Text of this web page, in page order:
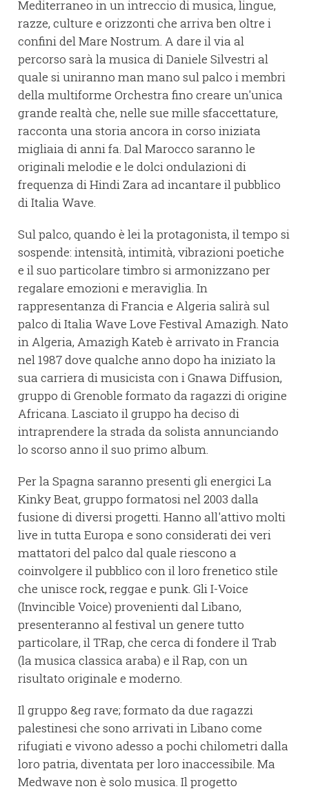
Mediterraneo in un intreccio di musica, lingue,
razze, culture e orizzonti che arriva ben oltre i
confini del Mare Nostrum. A dare il via al
percorso sarà la musica di Daniele Silvestri al
quale si uniranno man mano sul palco i membri
della multiforme Orchestra fino creare un'unica
grande realtà che, nelle sue mille sfaccettature,
racconta una storia ancora in corso iniziata
migliaia di anni fa. Dal Marocco saranno le
originali melodie e le dolci ondulazioni di
frequenza di Hindi Zara ad incantare il pubblico
di Italia Wave.
Sul palco, quando è lei la protagonista, il tempo si
sospende: intensità, intimità, vibrazioni poetiche
e il suo particolare timbro si armonizzano per
regalare emozioni e meraviglia. In
rappresentanza di Francia e Algeria salirà sul
palco di Italia Wave Love Festival Amazigh. Nato
in Algeria, Amazigh Kateb è arrivato in Francia
nel 1987 dove qualche anno dopo ha iniziato la
sua carriera di musicista con i Gnawa Diffusion,
gruppo di Grenoble formato da ragazzi di origine
Africana. Lasciato il gruppo ha deciso di
intraprendere la strada da solista annunciando
lo scorso anno il suo primo album.
Per la Spagna saranno presenti gli energici La
Kinky Beat, gruppo formatosi nel 2003 dalla
fusione di diversi progetti. Hanno all'attivo molti
live in tutta Europa e sono considerati dei veri
mattatori del palco dal quale riescono a
coinvolgere il pubblico con il loro frenetico stile
che unisce rock, reggae e punk. Gli I-Voice
(Invincible Voice) provenienti dal Libano,
presenteranno al festival un genere tutto
particolare, il TRap, che cerca di fondere il Trab
(la musica classica araba) e il Rap, con un
risultato originale e moderno.
Il gruppo &eg rave; formato da due ragazzi
palestinesi che sono arrivati in Libano come
rifugiati e vivono adesso a pochi chilometri dalla
loro patria, diventata per loro inaccessibile. Ma
Medwave non è solo musica. Il progetto